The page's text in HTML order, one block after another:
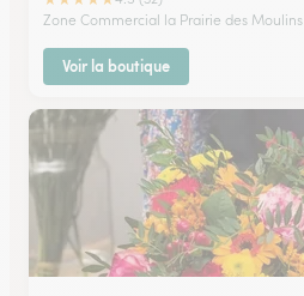
Zone Commercial la Prairie des Moulins
Voir la boutique